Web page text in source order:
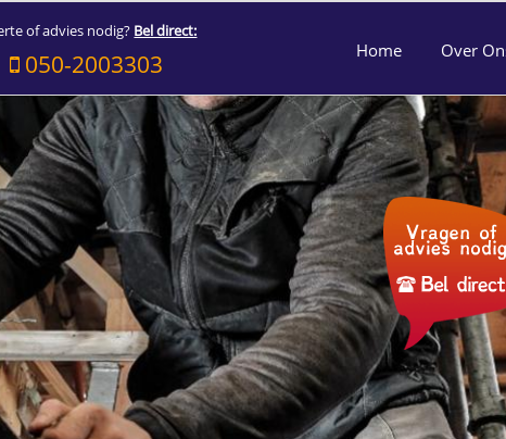
of advies nodig? Bel direct:
050-2003303 Home Over